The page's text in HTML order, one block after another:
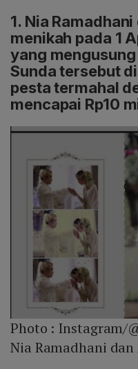
1. Nia
menikah pada 1
yang
Sunda tersebut
pesta termahal
mencapai Rp10
Photo : Instagram/
Nia Ramadhani